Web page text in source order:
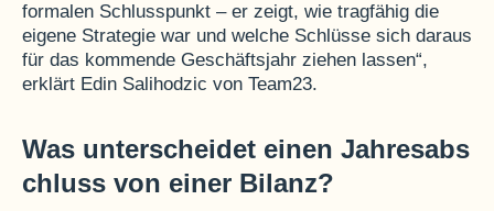
formalen Schlusspunkt – er zeigt, wie tragfähig die
eigene Strategie war und welche Schlüsse sich daraus
für das kommende Geschäftsjahr ziehen lassen“,
erklärt Edin Salihodzic von Team23.
Was unterscheidet einen Jahresabs
chluss von einer Bilanz?